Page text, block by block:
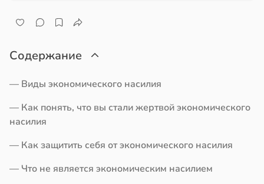
20:58
Содержание
— Виды экономического насилия
— Как понять, что вы стали жертвой экономического
насилия
— Как защитить себя от экономического насилия
— Что не является экономическим насилием